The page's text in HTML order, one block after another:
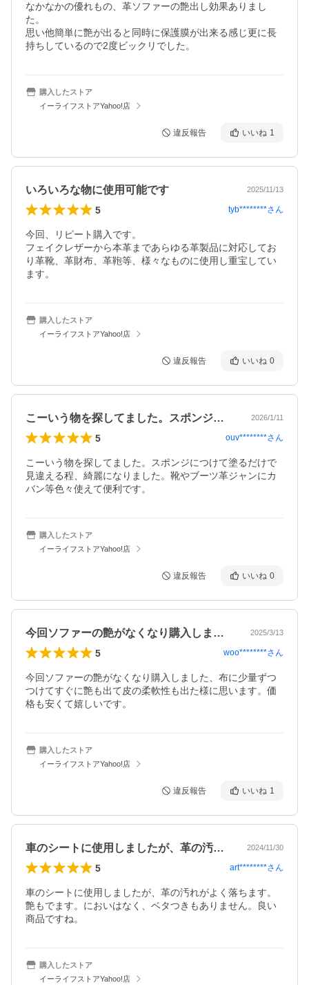
なかなかの優れもの、革ソファーの艶出し効果ありまし
た。
思い他簡単に艶が出ると同時に保護膜が出来る感じ更に長
持ちしているので2度ビックリでした。
購入したストア
イーライフストアYahoo!店
違反報告 いいね 1
いろいろな物に使用可能です 2025/11/13
5 tyb********さん
今回、リピート購入です。
フェイクレザーから本革まであらゆる革製品に対応してお
り革靴、革財布、革鞄等、様々なものに使用し重宝してい
ます。
購入したストア
イーライフストアYahoo!店
違反報告 いいね 0
こーいう物を探してました。スポンジにつ… 2026/1/11
5 ouv********さん
こーいう物を探してました。スポンジにつけて塗るだけで
見違える程、綺麗になりました。靴やブーツ革ジャンにカ
バン等色々使えて便利です。
購入したストア
イーライフストアYahoo!店
違反報告 いいね 0
今回ソファーの艶がなくなり購入しました… 2025/3/13
5 woo********さん
今回ソファーの艶がなくなり購入しました、布に少量ずつ
つけてすぐに艶も出て皮の柔軟性も出た様に思います。価
格も安くて嬉しいです。
購入したストア
イーライフストアYahoo!店
違反報告 いいね 1
車のシートに使用しましたが、革の汚れが… 2024/11/30
5 art********さん
車のシートに使用しましたが、革の汚れがよく落ちます。
艶もでます。においはなく、ベタつきもありません。良い
商品ですね。
購入したストア
イーライフストアYahoo!店